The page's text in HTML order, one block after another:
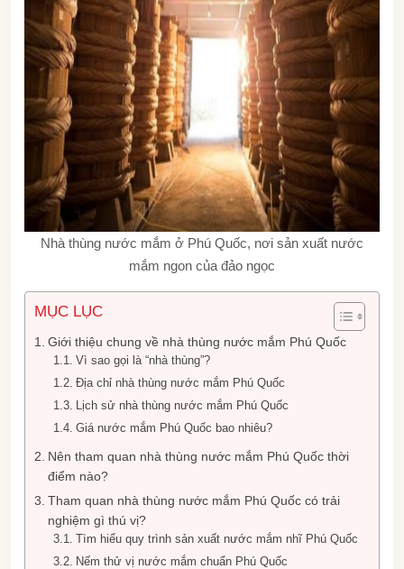
Nhà thùng nước mắm ở Phú Quốc, nơi sản xuất nước
mắm ngon của đảo ngọc
MỤC LỤC
Giới thiệu chung về nhà thùng nước mắm Phú Quốc
Vì sao gọi là “nhà thùng”?
Địa chỉ nhà thùng nước mắm Phú Quốc
Lịch sử nhà thùng nước mắm Phú Quốc
Giá nước mắm Phú Quốc bao nhiêu?
Nên tham quan nhà thùng nước mắm Phú Quốc thời
điểm nào?
Tham quan nhà thùng nước mắm Phú Quốc có trải
nghiệm gì thú vị?
Tìm hiểu quy trình sản xuất nước mắm nhĩ Phú Quốc
Nếm thử vị nước mắm chuẩn Phú Quốc